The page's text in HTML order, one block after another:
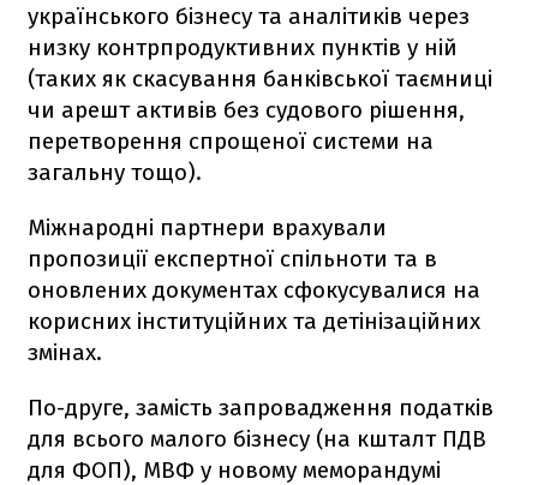
українського бізнесу та аналітиків через
низку контрпродуктивних пунктів у ній
(таких як скасування банківської таємниці
чи арешт активів без судового рішення,
перетворення спрощеної системи на
загальну тощо).
Міжнародні партнери врахували
пропозиції експертної спільноти та в
оновлених документах сфокусувалися на
корисних інституційних та детінізаційних
змінах.
По-друге, замість запровадження податків
для всього малого бізнесу (на кшталт ПДВ
для ФОП), МВФ у новому меморандумі